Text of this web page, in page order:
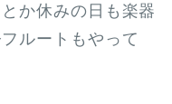
か休みの日も楽器
ルートもやって